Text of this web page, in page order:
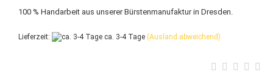
100 % Handarbeit aus unserer Bürstenmanufaktur in Dresden.
Lieferzeit: ca. 3-4 Tage (Ausland abweichend)